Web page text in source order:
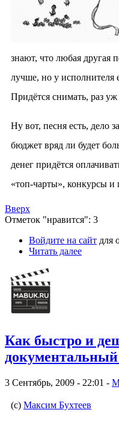
знают, что любая другая
лучше, но у исполнителя
Придётся снимать, раз
Ну вот, песня есть, дело
бюджет вряд ли будет
денег придётся
«топ-чарты», конкурсы и
Вверх
Отметок "нравится": 3
Войдите на сайт для
Читать далее
Как быстро и
3 Сентябрь, 2009 - 22:01 -
(с) Максим Бухтеев